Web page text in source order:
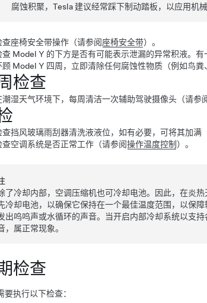
腐蚀积聚，Tesla 建议经常踩下制动踏板，以应用机
查座椅安全带操作（请参阅座椅安全带）。
查 Model Y 的下方是否有可能表示泄漏的异常积液。
顾 Model Y 四周，立即清除任何腐蚀性物质（例如鸟
检查
潮湿天气环境下，每周清洁一次辅助驾驶摄像头（请参
查挡风玻璃雨刮器清洗液液位，如有必要，可将其加满
查空调系统是否正常工作（请参阅操作温度控制 ）。
了冷却内部，空调压缩机也可冷却电池。因此，在炎
冷却电池，以确保它保持在一个最佳温度范围，以保
出呜呜声或水循环的声音。当开启内部冷却系统以支
，属正常现象。
检查
要执行以下检查：